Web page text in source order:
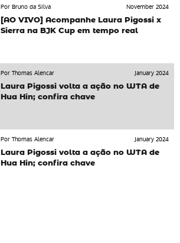
Por Bruno da Silva
November 2024
[AO VIVO] Acompanhe Laura Pigossi x
Sierra na BJK Cup em tempo real
Por Thomas Alencar
January 2024
Laura Pigossi volta a ação no WTA de
Hua Hin; confira chave
Por Thomas Alencar
January 2024
Laura Pigossi volta a ação no WTA de
Hua Hin; confira chave